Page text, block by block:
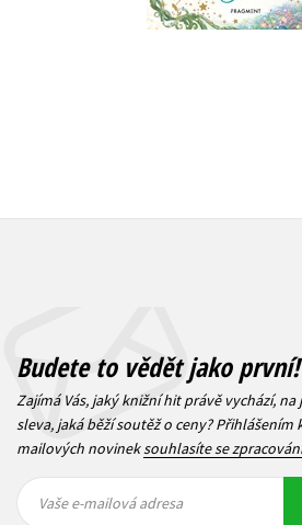
229
183 Kč
Budete to vědět jako první!
Zajímá Vás, jaký knižní hit právě vychází,
sleva, jaká běží soutěž o ceny? Přihlášením
mailových novineksouhlasíte se
mailová
mailová
Vaše e-mailová adresa